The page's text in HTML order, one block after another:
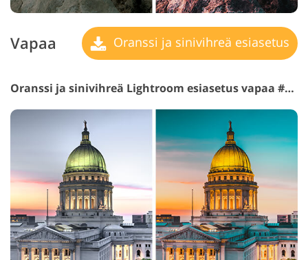
Vapaa Oranssi ja sinivihreä esiasetus
Oranssi ja sinivihreä Lightroom esiasetus vapaa #26 "Sunset"